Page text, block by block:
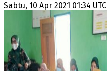
Sabtu, 10 Apr 2021 01:34 UTC